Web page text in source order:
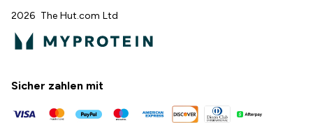
2026 The Hut.com Ltd
Sicher zahlen mit